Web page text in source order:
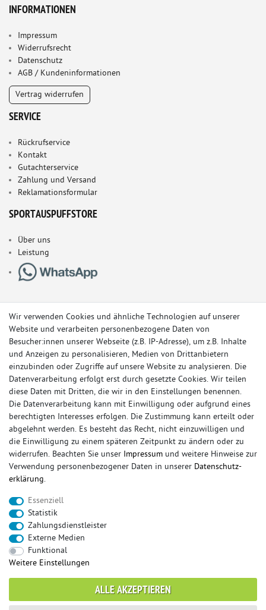
INFORMATIONEN
Impressum
Widerrufsrecht
Datenschutz
AGB / Kundeninformationen
Vertrag widerrufen
SERVICE
Rückrufservice
Kontakt
Gutachterservice
Zahlung und Versand
Reklamationsformular
SPORTAUSPUFFSTORE
Über uns
Leistung
© Copyright 2026 Sportauspuff-Store.de - Alle Rechte vorbehalten.
Preisangaben inkl. gesetzlicher MwSt. und zzgl. Versandkosten
Das Internetportal für Sportendschalldämpfer, Komplettanlagen,
Rennsportanlagen, Sportendrohre, Universalteile, Fächerkrümmer,
Vorschalldämpfer, Sportkat, Ersatzrohr und Auspuffzubehör.
FOX, REMUS, FSW, FRIEDRICH MOTORSPORT, EISENMANN, ULTER
SPORT, NOVUS
sportauspuff sportkat
endrohr
downpipe
mittelschalldämpfer
fächerkrümmer
ulter
vorschalldämpfer
fsw
duplex milltek
Wir verwenden Cookies und ähnliche Technologien auf unserer
Website und verarbeiten personenbezogene Daten von
Besucher:innen unserer Webseite (z.B. IP-Adresse), um z.B. Inhalte
und Anzeigen zu personalisieren, Medien von Drittanbietern
einzubinden oder Zugriffe auf unsere Website zu analysieren. Die
Datenverarbeitung erfolgt erst durch gesetzte Cookies. Wir teilen
diese Daten mit Dritten, die wir in den Einstellungen benennen.
Die Datenverarbeitung kann mit Einwilligung oder aufgrund eines
berechtigten Interesses erfolgen. Die Zustimmung kann erteilt oder
abgelehnt werden. Es besteht das Recht, nicht einzuwilligen und
die Einwilligung zu einem späteren Zeitpunkt zu ändern oder zu
widerrufen. Beachten Sie unser Impressum und weitere Hinweise zur
Verwendung personenbezogener Daten in unserer Daten­schutz­
erklärung.
Essenziell
Statistik
Zahlungsdienstleister
Externe Medien
Funktional
Weitere Einstellungen
ALLE AKZEPTIEREN